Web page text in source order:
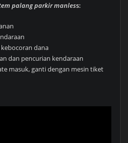
palang parkir manless:
dana
dan pencurian kendaraan
masuk, ganti dengan mesin tiket